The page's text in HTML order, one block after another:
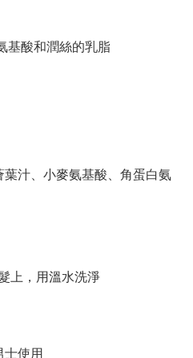
基酸和潤絲的乳脂
汁、小麥氨基酸、角蛋白氨
上，用溫水洗淨
士使用